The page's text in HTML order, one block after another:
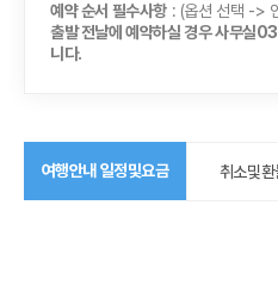
예약 순서 필수사항 : (옵션 선택 ->
출발 전날에 예약하실 경우 사무
니다.
여행안내 일정및요금 취소및환